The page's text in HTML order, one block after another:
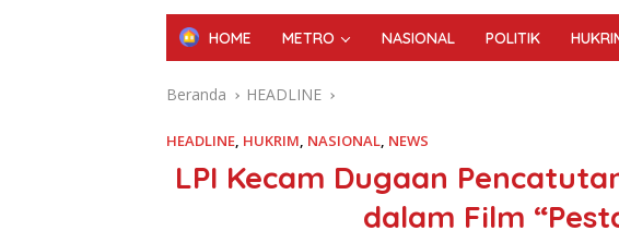
HOME METRO NASIONAL POLITIK
Beranda HEADLINE
HEADLINE, HUKRIM, NASIONAL, NEWS
LPI Kecam Dugaan
dalam Film